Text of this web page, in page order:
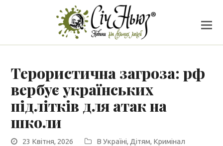
Терористична загроза: рф
вербує українських
підлітків для атак на
школи
23 Квітня, 2026 В Україні, Дітям, Кримінал